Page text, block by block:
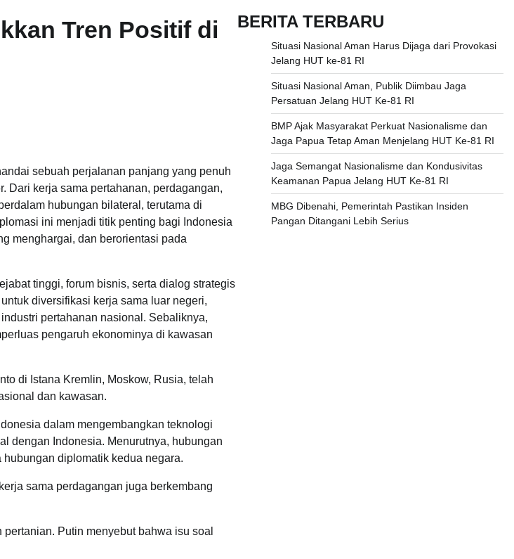
Tren Positif di
sebuah perjalanan panjang yang penuh
Dari kerja sama pertahanan, perdagangan,
hubungan bilateral, terutama di
ini menjadi titik penting bagi Indonesia
menghargai, dan berorientasi pada
tinggi, forum bisnis, serta dialog strategis
diversifikasi kerja sama luar negeri,
pertahanan nasional. Sebaliknya,
pengaruh ekonominya di kawasan
di Istana Kremlin, Moskow, Rusia, telah
dan kawasan.
dalam mengembangkan teknologi
dengan Indonesia. Menurutnya, hubungan
diplomatik kedua negara.
sama perdagangan juga berkembang
Putin menyebut bahwa isu soal
BERITA TERBARU
Situasi Nasional Aman Harus Dijaga dari Provokasi
Jelang HUT ke-81 RI
Situasi Nasional Aman, Publik Diimbau Jaga
Persatuan Jelang HUT Ke-81 RI
BMP Ajak Masyarakat Perkuat Nasionalisme dan
Jaga Papua Tetap Aman Menjelang HUT Ke-81 RI
Jaga Semangat Nasionalisme dan Kondusivitas
Keamanan Papua Jelang HUT Ke-81 RI
MBG Dibenahi, Pemerintah Pastikan Insiden
Pangan Ditangani Lebih Serius